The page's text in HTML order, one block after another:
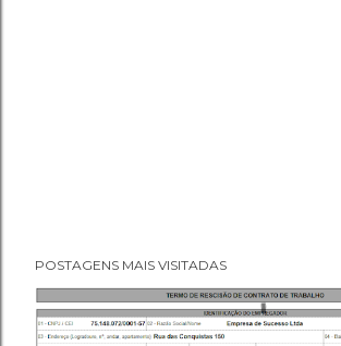
POSTAGENS MAIS VISITADAS